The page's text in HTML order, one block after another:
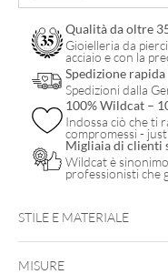
filetto
esterno
quantità
Qualità da oltre
Gioielleria da
acciaio e con la
Spedizione rapida
Spedizioni dalla
100% Wildcat –
Indossa ciò che ti
compromessi -
Migliaia di clienti
Wildcat è
professionisti che
STILE E MATERIALE
MISURE